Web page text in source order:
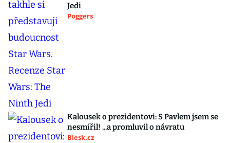
Jedi
Poggers
Kalousek o prezidentovi: S Pavlem jsem se
nesmířil! ...a promluvil o návratu
Blesk.cz